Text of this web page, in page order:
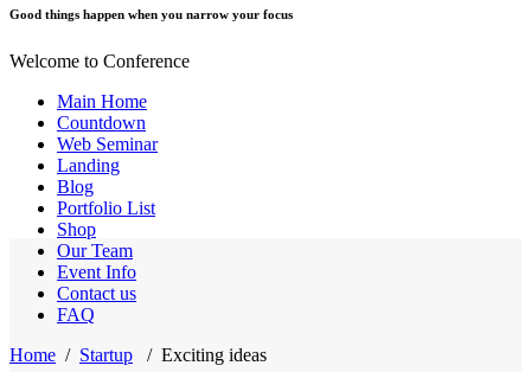
Good things happen when you narrow your focus
Welcome to Conference
Main Home
Countdown
Web Seminar
Landing
Blog
Portfolio List
Shop
Our Team
Event Info
Contact us
FAQ
Home / Startup / Exciting ideas